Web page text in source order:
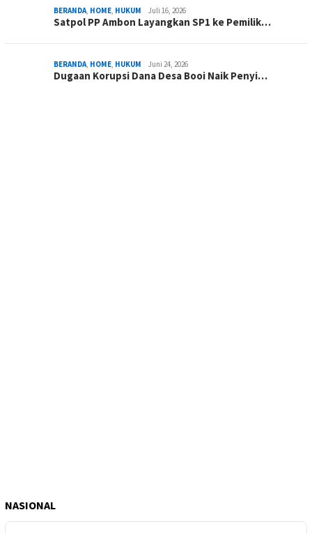
BERANDA, HOME, HUKUM Juli 16, 2026
Satpol PP Ambon Layangkan SP1 ke Pemilik…
BERANDA, HOME, HUKUM Juni 24, 2026
Dugaan Korupsi Dana Desa Booi Naik Penyi…
NASIONAL